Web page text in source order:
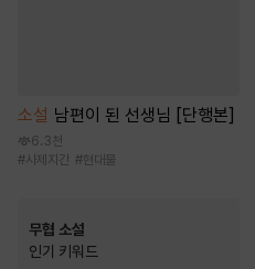
소설 남편이 된 선생님 [단행본]
6.3천
#사제지간 #현대물
무협 소설
인기 키워드